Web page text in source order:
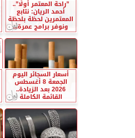
”راحة المعتمر أولًا”..
أحمد الريان: نتابع
المعتمرين لحظة بلحظة
ونوفر برامج عمرة...
أسعار السجائر اليوم
الجمعة 8 أغسطس
2026 بعد الزيادة..
القائمة الكاملة